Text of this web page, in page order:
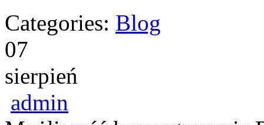
Categories: Blog
07
sierpień
admin